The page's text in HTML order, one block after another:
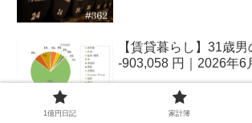
【賃貸暮らし】31歳
-903,058 円｜2026年6
【32歳会社員のトレ日
1億円日記 家計簿